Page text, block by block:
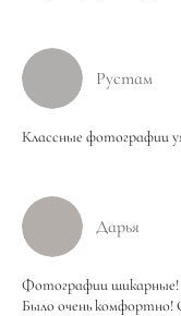
Рустам
Классные фотографии
Дарья
Фотографии шикарные!
Было очень комфортно!